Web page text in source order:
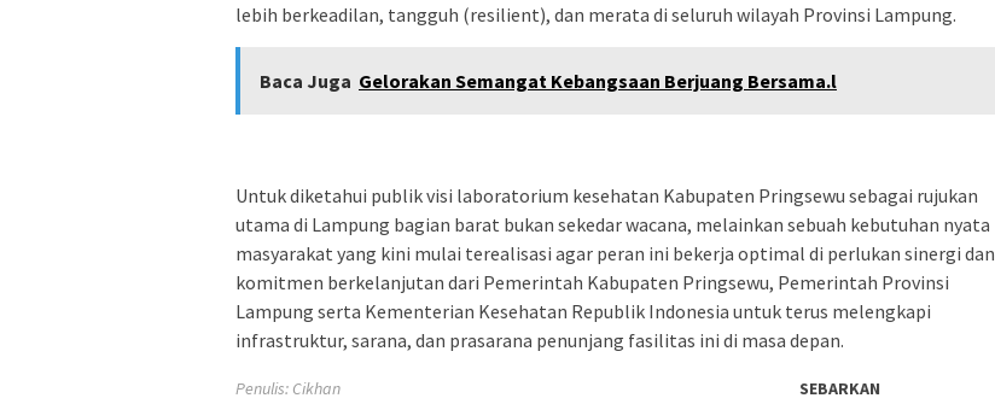
lebih berkeadilan, tangguh (resilient), dan merata di seluruh wilayah Provinsi Lampung.
Baca Juga Gelorakan Semangat Kebangsaan Berjuang Bersama.l
Untuk diketahui publik visi laboratorium kesehatan Kabupaten Pringsewu sebagai rujukan
utama di Lampung bagian barat bukan sekedar wacana, melainkan sebuah kebutuhan nyata
masyarakat yang kini mulai terealisasi agar peran ini bekerja optimal di perlukan sinergi dan
komitmen berkelanjutan dari Pemerintah Kabupaten Pringsewu, Pemerintah Provinsi
Lampung serta Kementerian Kesehatan Republik Indonesia untuk terus melengkapi
infrastruktur, sarana, dan prasarana penunjang fasilitas ini di masa depan.
Penulis: Cikhan SEBARKAN